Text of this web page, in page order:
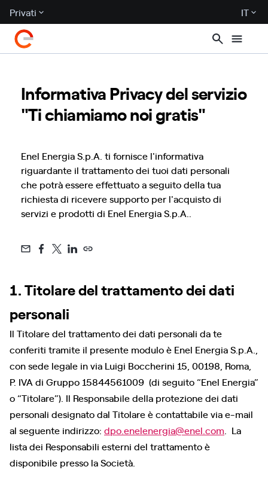
Privati IT
Informativa Privacy del servizio
"Ti chiamiamo noi gratis"
Enel Energia S.p.A. ti fornisce l'informativa
riguardante il trattamento dei tuoi dati personali
che potrà essere effettuato a seguito della tua
richiesta di ricevere supporto per l'acquisto di
servizi e prodotti di Enel Energia S.p.A..
1. Titolare del trattamento dei dati
personali
Il Titolare del trattamento dei dati personali da te
conferiti tramite il presente modulo è Enel Energia S.p.A.,
con sede legale in via Luigi Boccherini 15, 00198, Roma,
P. IVA di Gruppo 15844561009 (di seguito “Enel Energia”
o “Titolare”). Il Responsabile della protezione dei dati
personali designato dal Titolare è contattabile via e-mail
al seguente indirizzo: dpo.enelenergia@enel.com . La
lista dei Responsabili esterni del trattamento è
disponibile presso la Società.